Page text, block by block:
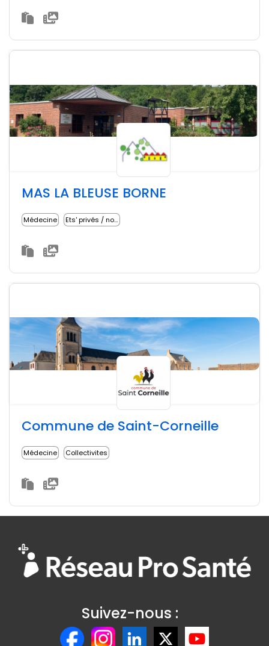
MAS LA BLEUSE BORNE
Médecine Ets' privés / non lucratifs
Commune de Saint-Corneille
Médecine Collectivites
Suivez-nous :